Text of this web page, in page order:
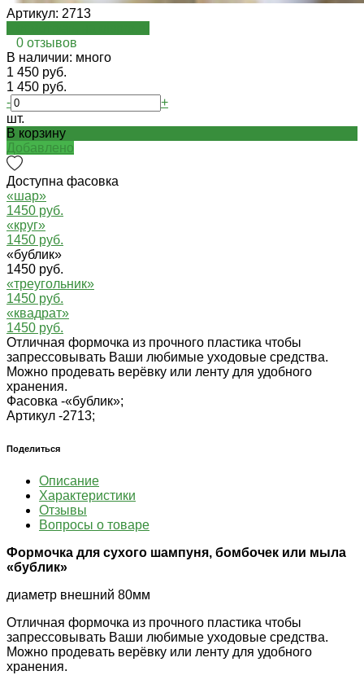
Артикул: 2713
0 отзывов
В наличии: много
1 450 руб.
1 450 руб.
-
+
шт.
В корзину
Добавлено
Доступна фасовка
«шар»
1450 руб.
«круг»
1450 руб.
«бублик»
1450 руб.
«треугольник»
1450 руб.
«квадрат»
1450 руб.
Отличная формочка из прочного пластика чтобы
запрессовывать Ваши любимые уходовые средства.
Можно продевать верёвку или ленту для удобного
хранения.
Фасовка -«бублик»;
Артикул -2713;
Поделиться
Описание
Характеристики
Отзывы
Вопросы о товаре
Формочка для сухого шампуня, бомбочек или мыла
«бублик»
диаметр внешний 80мм
Отличная формочка из прочного пластика чтобы
запрессовывать Ваши любимые уходовые средства.
Можно продевать верёвку или ленту для удобного
хранения.